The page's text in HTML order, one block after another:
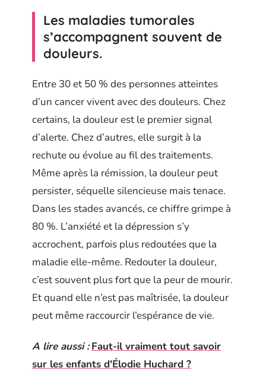
Les maladies tumorales
s’accompagnent souvent de
douleurs.
Entre 30 et 50 % des personnes atteintes
d’un cancer vivent avec des douleurs. Chez
certains, la douleur est le premier signal
d’alerte. Chez d’autres, elle surgit à la
rechute ou évolue au fil des traitements.
Même après la rémission, la douleur peut
persister, séquelle silencieuse mais tenace.
Dans les stades avancés, ce chiffre grimpe à
80 %. L’anxiété et la dépression s’y
accrochent, parfois plus redoutées que la
maladie elle-même. Redouter la douleur,
c’est souvent plus fort que la peur de mourir.
Et quand elle n’est pas maîtrisée, la douleur
peut même raccourcir l’espérance de vie.
A lire aussi : Faut-il vraiment tout savoir
sur les enfants d'Élodie Huchard ?